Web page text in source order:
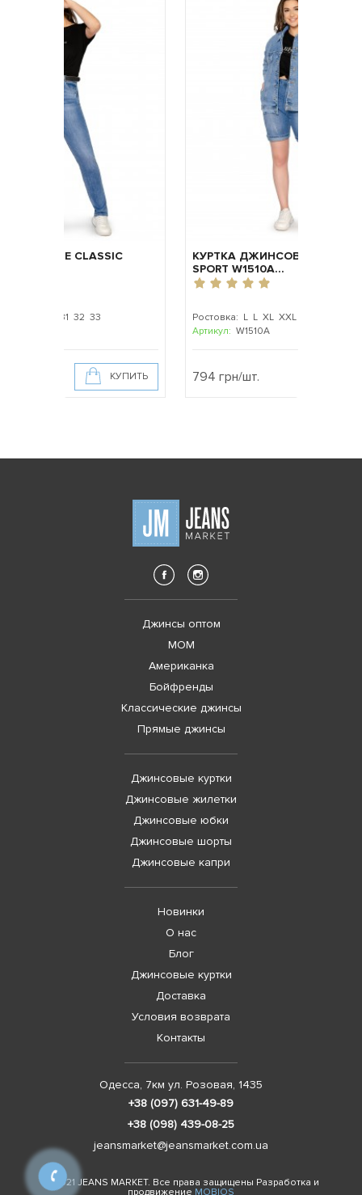
CLASSIC
КУПИТЬ
КУРТКА ДЖИНСОВАЯ ЖЕНСКАЯ
SPORT W1510A...
Ростовка: L L XL XXL XXXL XXXXL
Артикул:W1510A
794 грн/шт.
Джинсы оптом
MOM
Американка
Бойфренды
Классические джинсы
Прямые джинсы
Джинсовые куртки
Джинсовые жилетки
Джинсовые юбки
Джинсовые шорты
Джинсовые капри
Новинки
О нас
Блог
Джинсовые куртки
Доставка
Условия возврата
Контакты
Одесса, 7км ул. Розовая, 1435
+38 (097) 631-49-89
+38 (098) 439-08-25
jeansmarket@jeansmarket.com.ua
© 2021 JEANS MARKET. Все права защищены Разработка и
продвижение MOBIOS